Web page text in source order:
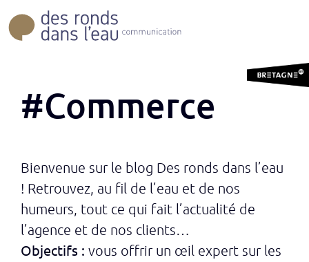
#Commerce
Bienvenue sur le blog Des ronds dans l’eau
! Retrouvez, au fil de l’eau et de nos
humeurs, tout ce qui fait l’actualité de
l’agence et de nos clients…
Objectifs : vous offrir un œil expert sur les